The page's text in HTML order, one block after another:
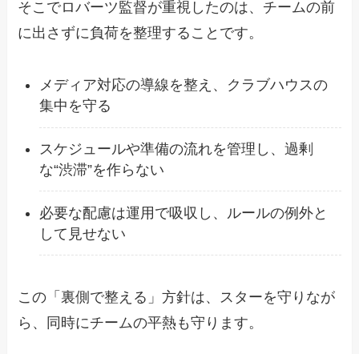
そこでロバーツ監督が重視したのは、チームの前
に出さずに負荷を整理することです。
メディア対応の導線を整え、クラブハウスの
集中を守る
スケジュールや準備の流れを管理し、過剰
な“渋滞”を作らない
必要な配慮は運用で吸収し、ルールの例外と
して見せない
この「裏側で整える」方針は、スターを守りなが
ら、同時にチームの平熱も守ります。